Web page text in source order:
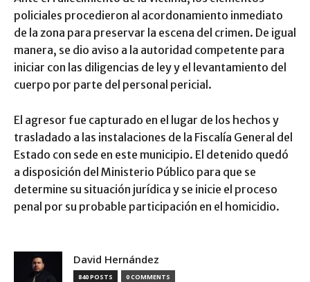
policiales procedieron al acordonamiento inmediato
de la zona para preservar la escena del crimen. De igual
manera, se dio aviso a la autoridad competente para
iniciar con las diligencias de ley y el levantamiento del
cuerpo por parte del personal pericial.
El agresor fue capturado en el lugar de los hechos y
trasladado a las instalaciones de la Fiscalía General del
Estado con sede en este municipio. El detenido quedó
a disposición del Ministerio Público para que se
determine su situación jurídica y se inicie el proceso
penal por su probable participación en el homicidio.
David Hernández
840 POSTS 0 COMMENTS